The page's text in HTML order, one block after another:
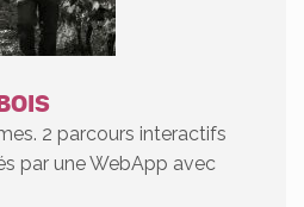
2 parcours interactifs
par une WebApp avec